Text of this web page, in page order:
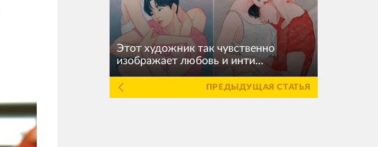
Этот художник так чувственно
изображает любовь и инти...
ПРЕДЫДУЩАЯ СТАТЬЯ